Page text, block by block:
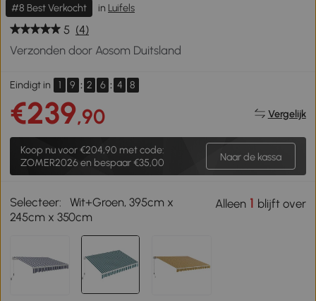
#8 Best Verkocht in Luifels
5 (4)
Verzonden door Aosom Duitsland
Eindigt in 1 9 : 2 6 : 4 7
€239,90 Vergelijk
Koop nu voor €204,90 met code:
ZOMER2026 en bespaar €35,00
Naar de kassa
Selecteer:
Wit+Groen, 395cm x
245cm x 350cm
Alleen1 blijft over